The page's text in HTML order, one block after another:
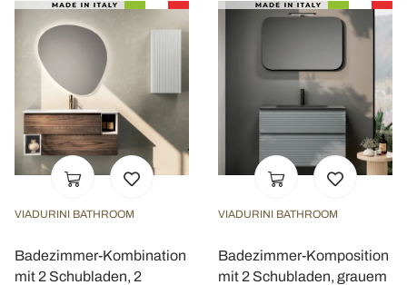
VIADURINI BATHROOM
Badezimmer-Kombination
mit 2 Schubladen, 2
VIADURINI BATHROOM
Badezimmer-Komposition
mit 2 Schubladen, grauem